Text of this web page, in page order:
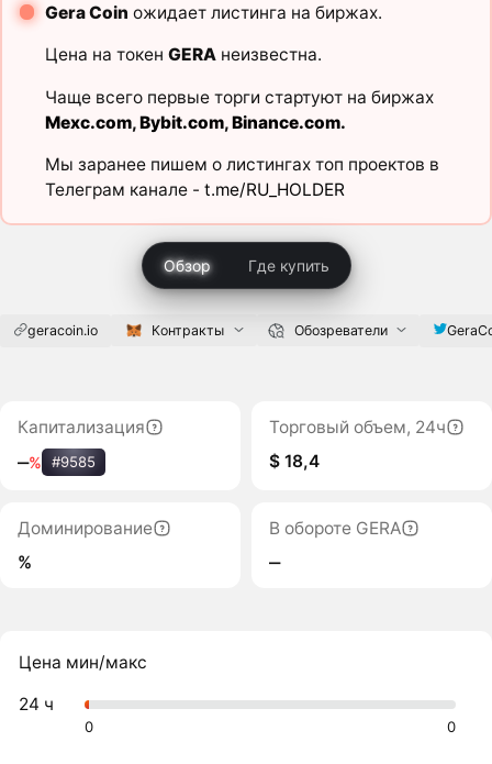
Gera Coin ожидает листинга на биржах.
Цена на токен GERAнеизвестна.
Чаще всего первые торги стартуют на биржах
Mexc.com,Bybit.com,Binance.com.
Мы заранее пишем о листингах топ проектов в
Телеграм канале - t.me/RU_HOLDER
Обзор Где купить
geracoin.io Контракты Обозреватели
Капитализация
‒% #9585
Торговый объем, 24ч
$ 18,4
Доминирование
%
В обороте GERA
‒
Цена мин/макс
24 ч
0 0